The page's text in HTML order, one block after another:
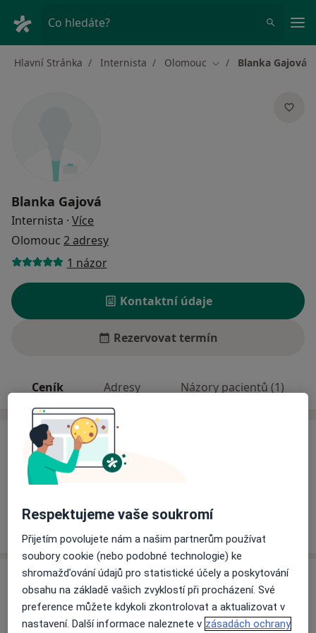
Co hledáte?
Hlavní Stránka Internista Olomouc Změna města
Blanka Gajová
Blanka Gajová
Internista · Více
Olomouc 2 adresy
1 názor
Kontaktní údaje
Rezervovat termín
Ceník Adresy Názory pacientů (1)
Ceník
Informace o službách a cenách nejsou k dispozici
Tento specialista ještě nepřidával žádné informace o
svých službách.
Adresy (2)
Adresa 1 Adresa 2
Respektujeme vaše soukromí
Přijetím povolujete nám a našim partnerům používat
soubory cookie (nebo podobné technologie) ke
shromažďování údajů pro statistické účely a poskytování
obsahu na základě vašich zvyklostí při procházení. Své
preference můžete kdykoli zkontrolovat a aktualizovat v
nastavení. Další informace naleznete v zásadách ochrany